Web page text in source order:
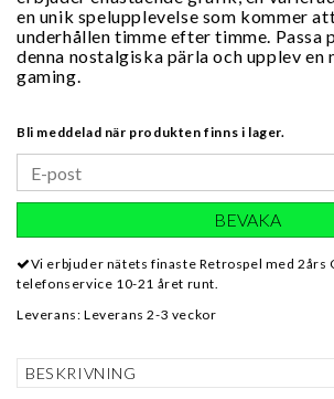
en unik spelupplevelse som kommer
underhållen timme efter timme. Passa
denna nostalgiska pärla och upplev en
gaming.
Bli meddelad när produkten finns i lager.
BEVAKA
Vi erbjuder nätets finaste Retrospel med 2års
telefonservice 10-21 året runt.
Leverans: Leverans 2-3 veckor
BESKRIVNING